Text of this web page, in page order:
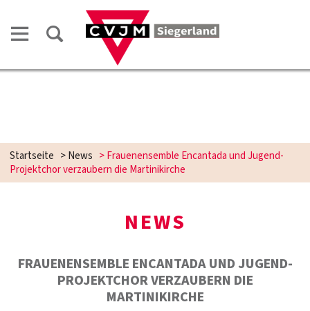
Startseite >News >Frauenensemble Encantada und Jugend-
Projektchor verzaubern die Martinikirche
NEWS
FRAUENENSEMBLE ENCANTADA UND JUGEND-
PROJEKTCHOR VERZAUBERN DIE
MARTINIKIRCHE